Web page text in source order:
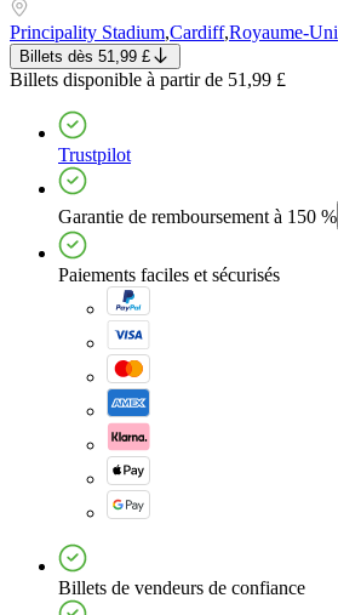
Principality Stadium,Cardiff,Royaume-Uni
Billets dès 51,99 £
Billets disponible à partir de 51,99 £
Trustpilot
Garantie de remboursement à 150 %
Paiements faciles et sécurisés
Billets de vendeurs de confiance